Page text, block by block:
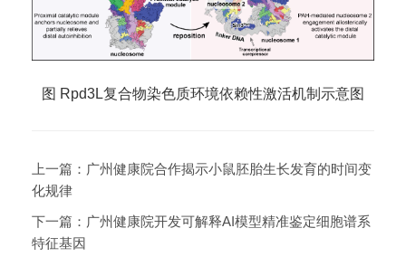
图 Rpd3L复合物染色质环境依赖性激活机制示意图
上一篇： 广州健康院合作揭示小鼠胚胎生长发育的时间变
化规律
下一篇： 广州健康院开发可解释AI模型精准鉴定细胞谱系
特征基因